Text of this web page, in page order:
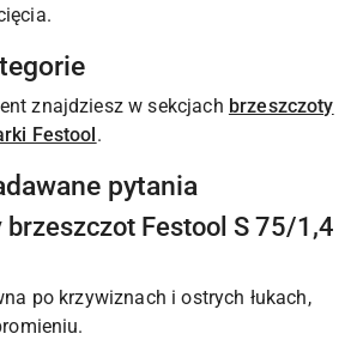
znajdziesz w sekcjach brzeszczoty
Festool.
pytania
brzeszczot Festool S 75/1,4
po krzywiznach i ostrych łukach,